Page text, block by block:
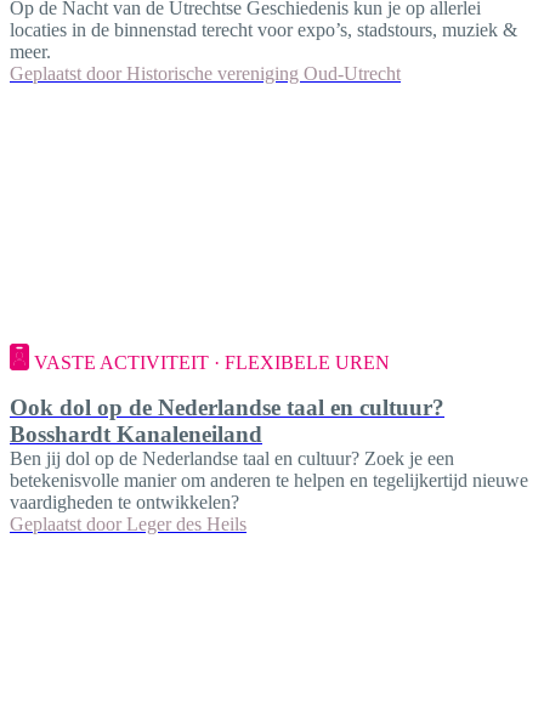
Op de Nacht van de Utrechtse Geschiedenis kun je op allerlei
locaties in de binnenstad terecht voor expo’s, stadstours, muziek &
meer.
Geplaatst door Historische vereniging Oud-Utrecht
VASTE ACTIVITEIT · FLEXIBELE UREN
Ook dol op de Nederlandse taal en cultuur?
Bosshardt Kanaleneiland
Ben jij dol op de Nederlandse taal en cultuur? Zoek je een
betekenisvolle manier om anderen te helpen en tegelijkertijd nieuwe
vaardigheden te ontwikkelen?
Geplaatst door Leger des Heils